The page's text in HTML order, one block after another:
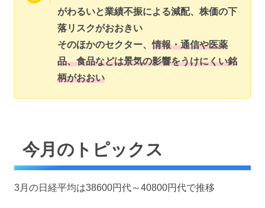
がわるいと業績不振による減配、株価の下
落リスクがおおきい
そのほかのセクター、情報・通信や医薬
品、食品などは景気の影響をうけにくい銘
柄がおおい
今月のトピックス
3月の日経平均は38600円代～40800円代で推移